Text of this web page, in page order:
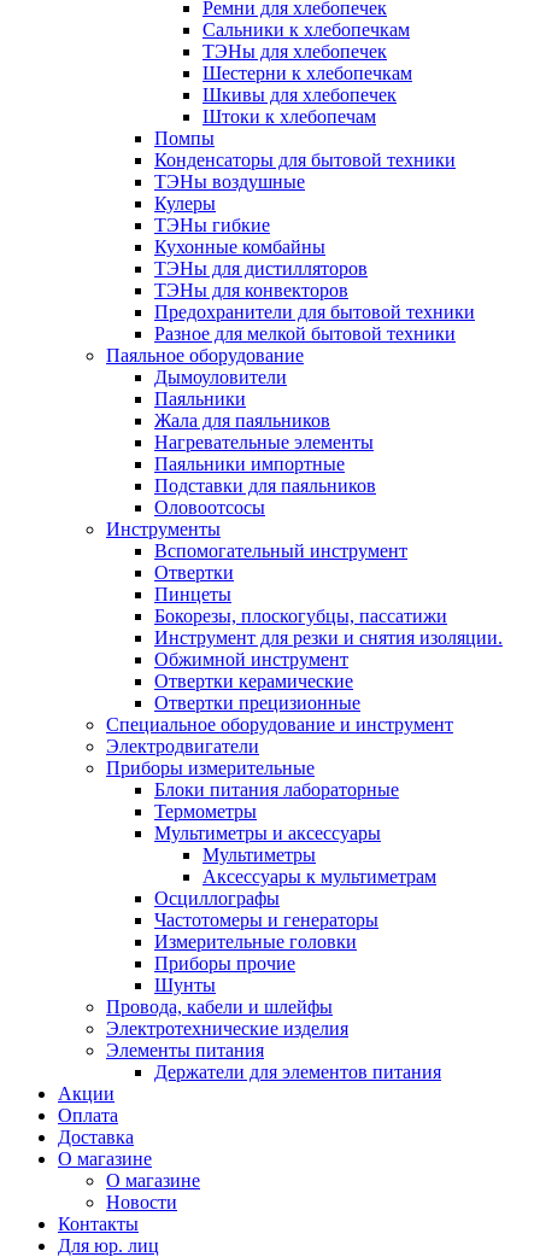
Ремни для хлебопечек
Сальники к хлебопечкам
ТЭНы для хлебопечек
Шестерни к хлебопечкам
Шкивы для хлебопечек
Штоки к хлебопечам
Помпы
Конденсаторы для бытовой техники
ТЭНы воздушные
Кулеры
ТЭНы гибкие
Кухонные комбайны
ТЭНы для дистилляторов
ТЭНы для конвекторов
Предохранители для бытовой техники
Разное для мелкой бытовой техники
Паяльное оборудование
Дымоуловители
Паяльники
Жала для паяльников
Нагревательные элементы
Паяльники импортные
Подставки для паяльников
Оловоотсосы
Инструменты
Вспомогательный инструмент
Отвертки
Пинцеты
Бокорезы, плоскогубцы, пассатижи
Инструмент для резки и снятия изоляции.
Обжимной инструмент
Отвертки керамические
Отвертки прецизионные
Специальное оборудование и инструмент
Электродвигатели
Приборы измерительные
Блоки питания лабораторные
Термометры
Мультиметры и аксессуары
Мультиметры
Аксессуары к мультиметрам
Осциллографы
Частотомеры и генераторы
Измерительные головки
Приборы прочие
Шунты
Провода, кабели и шлейфы
Электротехнические изделия
Элементы питания
Держатели для элементов питания
Акции
Оплата
Доставка
О магазине
О магазине
Новости
Контакты
Для юр. лиц